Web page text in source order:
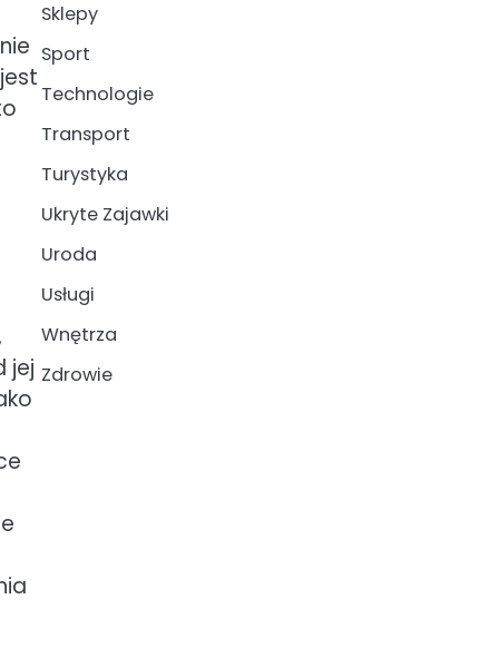
jej
Sklepy
Sport
Technologie
Transport
Turystyka
Ukryte Zajawki
Uroda
Usługi
Wnętrza
Zdrowie